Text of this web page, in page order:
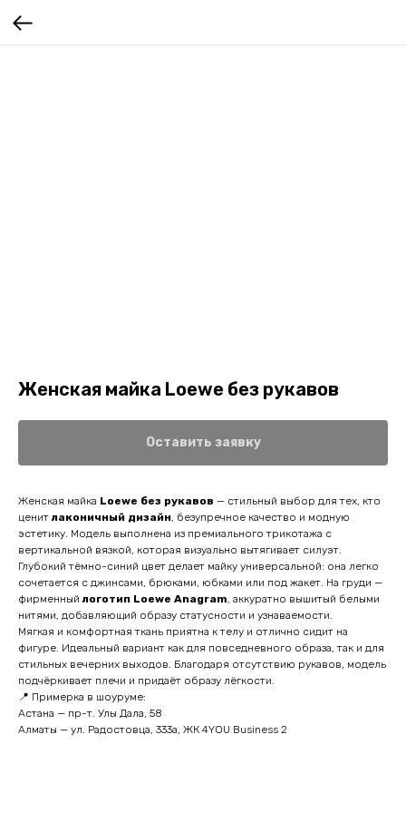
Женская майка Loewe без рукавов
Оставить заявку
Женская майка Loewe без рукавов — стильный выбор для тех, кто
ценитлаконичный дизайн, безупречное качество и модную
эстетику. Модель выполнена из премиального трикотажа с
вертикальной вязкой, которая визуально вытягивает силуэт.
Глубокий тёмно-синий цвет делает майку универсальной: она легко
сочетается с джинсами, брюками, юбками или под жакет. На груди —
фирменныйлоготип Loewe Anagram, аккуратно вышитый белыми
нитями, добавляющий образу статусности и узнаваемости.
Мягкая и комфортная ткань приятна к телу и отлично сидит на
фигуре. Идеальный вариант как для повседневного образа, так и для
стильных вечерних выходов. Благодаря отсутствию рукавов, модель
подчёркивает плечи и придаёт образу лёгкости.
📍 Примерка в шоуруме:
Астана — пр-т. Улы Дала, 58
Алматы — ул. Радостовца, 333а, ЖК 4YOU Business 2